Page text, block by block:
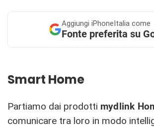
Aggiungi iPhoneItalia come
Fonte preferita su
Smart Home
Partiamo dai prodotti mydlink
comunicare tra loro in modo